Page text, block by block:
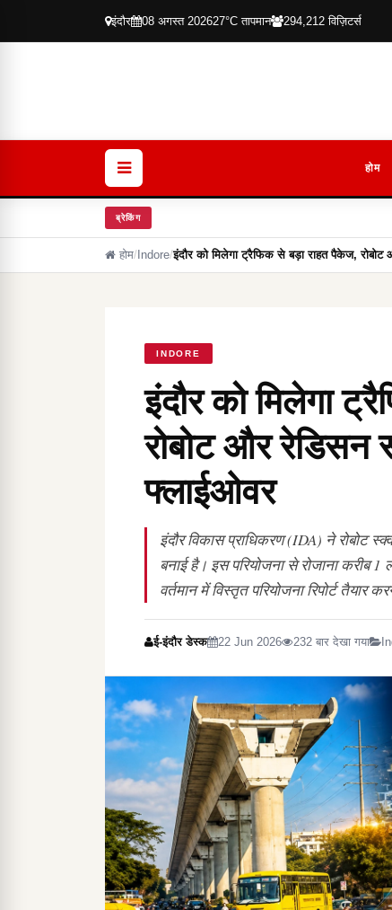
इंदौर 08 अगस्त 202627°C तापमान 294,212 विज़िटर्स
होम
ब्रेकिंग
होम/ Indore/इंदौर को मिलेगा ट्रैफिक से बड़ा राहत पैकेज,
INDORE
इंदौर को मिलेगा
रोबोट और रेडिसन
फ्लाईओवर
इंदौर विकास प्राधिकरण (IDA) ने रोबोट
बनाई है। इस परियोजना से रोजाना करीब
वर्तमान में विस्तृत परियोजना रिपोर्ट तैयार
ई-इंदौर डेस्क 22 Jun 2026 232 बार देखा गया